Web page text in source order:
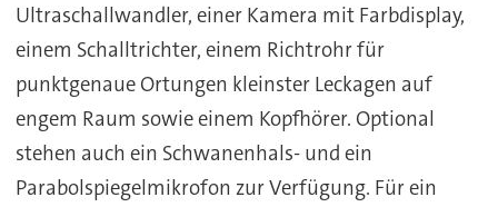
Ultraschallwandler, einer Kamera mit Farbdisplay,
einem Schalltrichter, einem Richtrohr für
punktgenaue Ortungen kleinster Leckagen auf
engem Raum sowie einem Kopfhörer. Optional
stehen auch ein Schwanenhals- und ein
Parabolspiegelmikrofon zur Verfügung. Für ein